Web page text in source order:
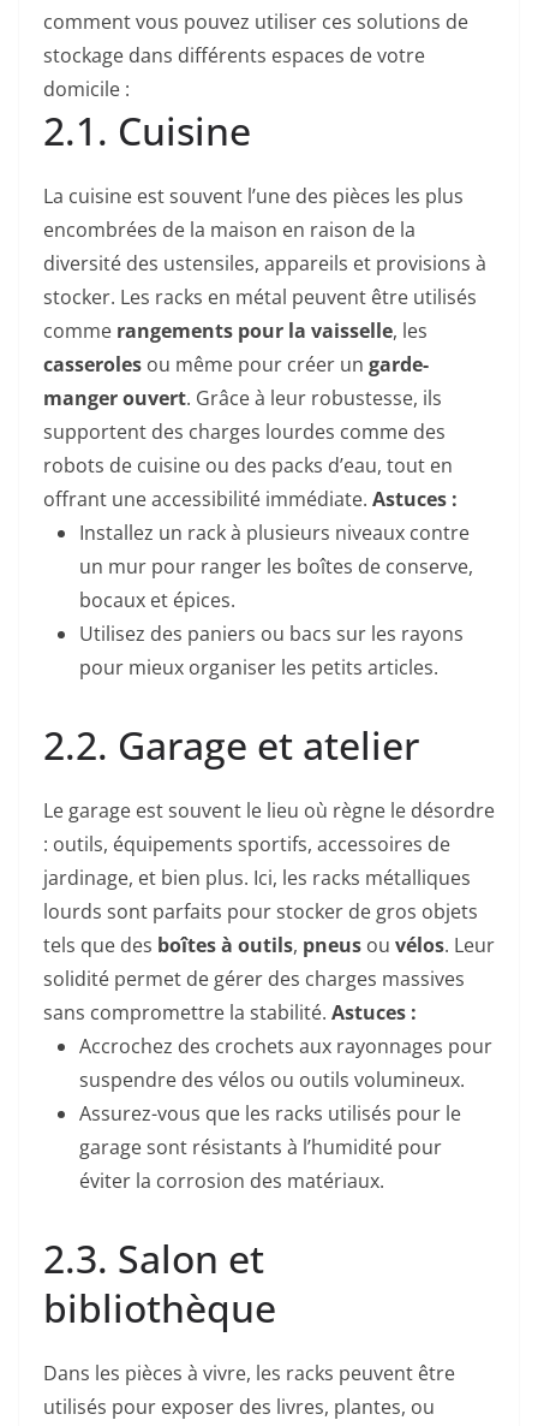
comment vous pouvez utiliser ces solutions de
stockage dans différents espaces de votre
domicile :
2.1. Cuisine
La cuisine est souvent l’une des pièces les plus
encombrées de la maison en raison de la
diversité des ustensiles, appareils et provisions à
stocker. Les racks en métal peuvent être utilisés
comme rangements pour la vaisselle, les
casseroles ou même pour créer un garde-
manger ouvert. Grâce à leur robustesse, ils
supportent des charges lourdes comme des
robots de cuisine ou des packs d’eau, tout en
offrant une accessibilité immédiate. Astuces :
Installez un rack à plusieurs niveaux contre
un mur pour ranger les boîtes de conserve,
bocaux et épices.
Utilisez des paniers ou bacs sur les rayons
pour mieux organiser les petits articles.
2.2. Garage et atelier
Le garage est souvent le lieu où règne le désordre
: outils, équipements sportifs, accessoires de
jardinage, et bien plus. Ici, les racks métalliques
lourds sont parfaits pour stocker de gros objets
tels que des boîtes à outils, pneus ou vélos. Leur
solidité permet de gérer des charges massives
sans compromettre la stabilité. Astuces :
Accrochez des crochets aux rayonnages pour
suspendre des vélos ou outils volumineux.
Assurez-vous que les racks utilisés pour le
garage sont résistants à l’humidité pour
éviter la corrosion des matériaux.
2.3. Salon et
bibliothèque
Dans les pièces à vivre, les racks peuvent être
utilisés pour exposer des livres, plantes, ou